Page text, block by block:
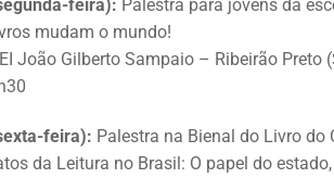
feira): Palestra para jovens da
mudam o mundo!
João Gilberto Sampaio – Ribeirão Preto
feira): Palestra na Bienal do Livro do
da Leitura no Brasil: O papel do